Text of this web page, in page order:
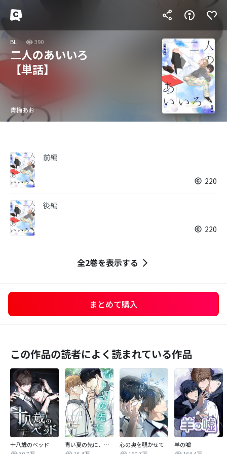
BL 390
二人のあいいろ
【単話】
青梅あお
前編
220
後編
220
全2巻を表示する
まとめて購入
この作品の読者によく読まれている作品
十八歳のベッド
青い夏の先に、【完全版】
心の奥を覗かせて
羊の嘘